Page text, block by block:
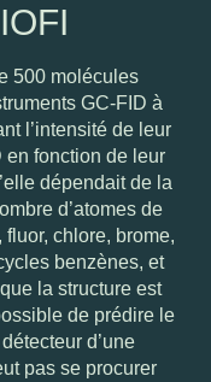
500 molécules
GC-FID à
l’intensité de leur
en fonction de leur
dépendait de la
d’atomes de
chlore, brome,
benzènes, et
la structure est
de prédire le
d’une
pas se procurer